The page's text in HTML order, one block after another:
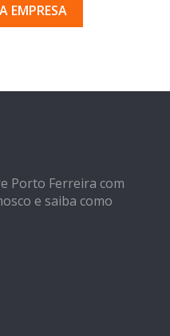
EMPRESA
Porto Ferreira com
e saiba como